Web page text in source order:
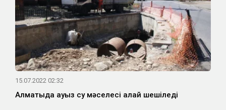
15.07.2022 02:32
Алматыда ауыз су мәселесі қалай шешіледі